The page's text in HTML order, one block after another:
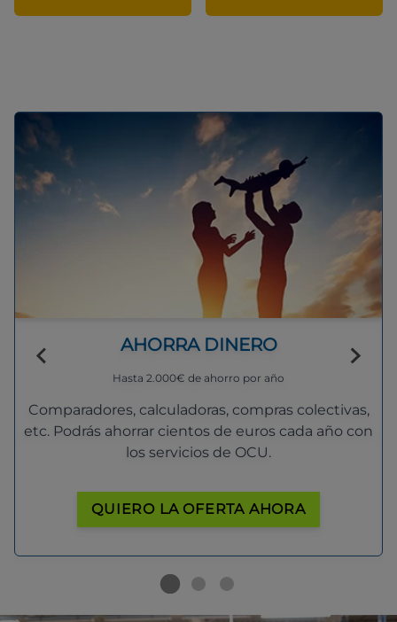
AHORRA DINERO
Hasta 2.000€ de ahorro por año
Comparadores, calculadoras, compras colectivas,
etc. Podrás ahorrar cientos de euros cada año con
los servicios de OCU.
QUIERO LA OFERTA AHORA